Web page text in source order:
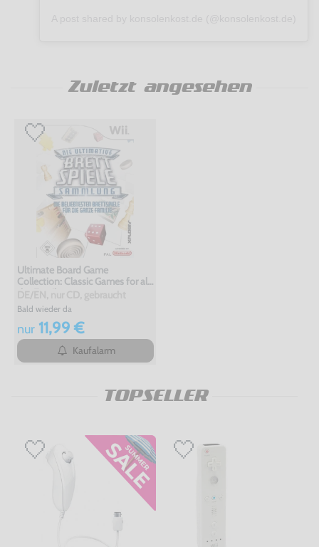
Zuletzt angesehen
Ultimate Board Game
Collection: Classic Games for all
the Family
Bald wieder da
nur11,99 €
Kaufalarm
TOPSELLER